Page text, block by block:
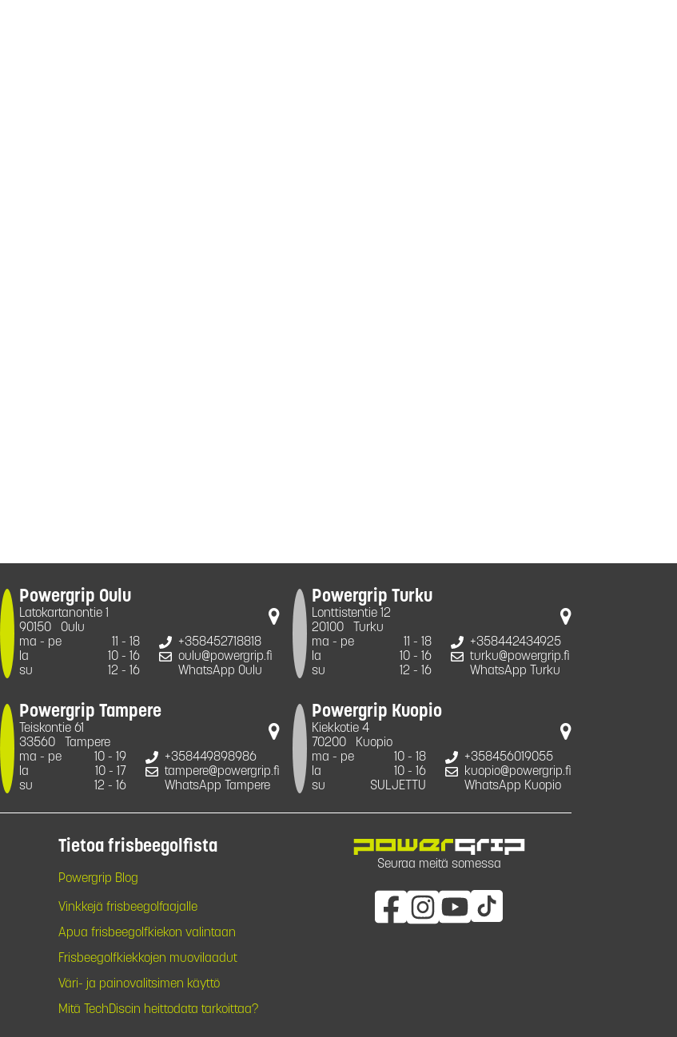
Powergrip Oulu
Latokartanontie 1
90150
Oulu
ma - pe
11 - 18
la
10 - 16
su
12 - 16
+358452718818
oulu@powergrip.fi
WhatsApp Oulu
Powergrip Turku
Lonttistentie 12
20100
Turku
ma - pe
11 - 18
la
10 - 16
su
12 - 16
+358442434925
turku@powergrip.fi
WhatsApp Turku
Powergrip Tampere
Teiskontie 61
33560
Tampere
ma - pe
10 - 19
la
10 - 17
su
12 - 16
+358449898986
tampere@powergrip.fi
WhatsApp Tampere
Powergrip Kuopio
Kiekkotie 4
70200
Kuopio
ma - pe
10 - 18
la
10 - 16
su
SULJETTU
+358456019055
kuopio@powergrip.fi
WhatsApp Kuopio
Tietoa frisbeegolfista
Powergrip Blog
Vinkkejä frisbeegolfaajalle
Apua frisbeegolfkiekon valintaan
Frisbeegolfkiekkojen muovilaadut
Väri- ja painovalitsimen käyttö
Mitä TechDiscin heittodata tarkoittaa?
Seuraa meitä somessa